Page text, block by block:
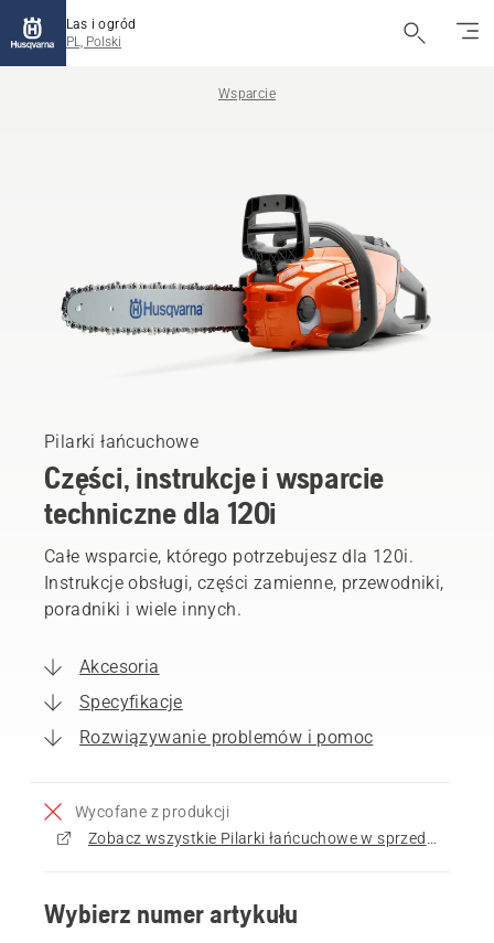
Las i ogród
PL, Polski
Wsparcie
Pilarki łańcuchowe
Części, instrukcje i wsparcie
techniczne dla 120i
Całe wsparcie, którego potrzebujesz dla 120i.
Instrukcje obsługi, części zamienne, przewodniki,
poradniki i wiele innych.
Akcesoria
Specyfikacje
Rozwiązywanie problemów i pomoc
Wycofane z produkcji
Zobacz wszystkie Pilarki łańcuchowe w sprzedaży
Wybierz numer artykułu